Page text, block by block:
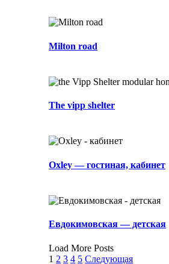
Milton road
The vipp shelter
Oxley — гостиная, кабинет
Евдокимовская — детская
Load More Posts
1 2 3 4 5 Следующая